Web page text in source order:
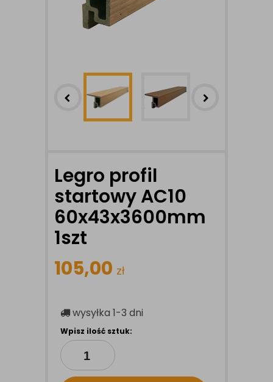
Legro profil
startowy AC10
60x43x3600mm
1szt
105,00 zł
wysyłka 1-3 dni
Wpisz ilość sztuk: